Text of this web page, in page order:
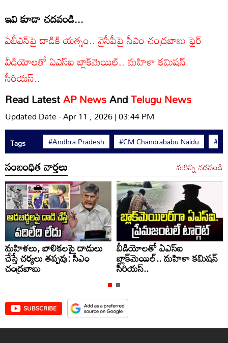
ఇవి కూడా చదవండి...
ఏబీఎన్‌పై దాడికి యత్నం.. వైసీపీపై సీఎం చంద్రబాబు ఫైర్
వీడియోలతో ఏఎస్‌ఐ బ్లాక్‌మెయిల్.. మహిళా కమిషన్
సీరియస్..
Read LatestAP NewsAndTelugu News
Updated Date - Apr 11 , 2026 | 03:44 PM
Tags #Andhra Pradesh #CM Chandrababu Naidu
సంబంధిత వార్తలు మరిన్ని చదవండి
మహిళలు, బాలికలపై దాడులు
చేస్తే చర్యలు తప్పవు: సీఎం
చంద్రబాబు
వీడియోలతో ఏఎస్‌ఐ
బ్లాక్‌మెయిల్.. మహిళా కమిషన్
సీరియస్..
SUBSCRIBE